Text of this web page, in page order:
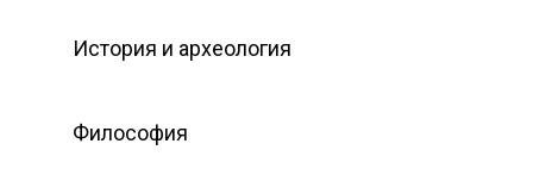
История и археология
Философия